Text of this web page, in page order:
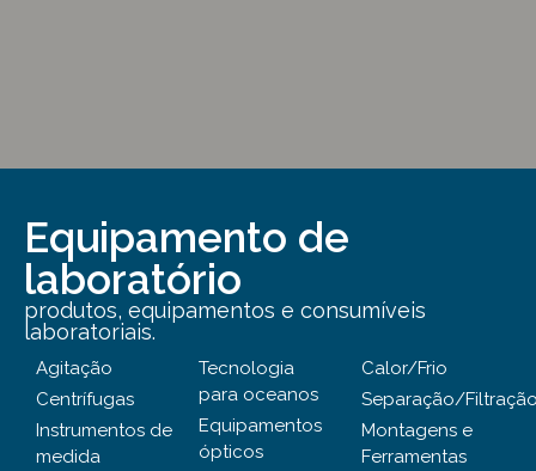
Equipamento de
laboratório
produtos, equipamentos e consumíveis
laboratoriais.
Agitação
Centrífugas
Instrumentos de
medida
Tecnologia
para oceanos
Equipamentos
ópticos
Calor/Frio
Separação/
Montagens e
Ferramentas